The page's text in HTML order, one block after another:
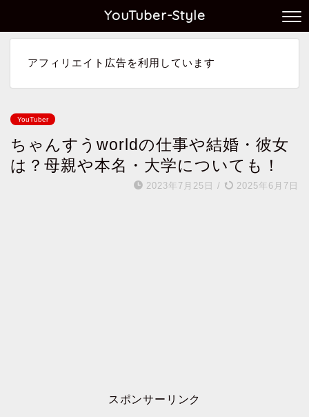
YouTuber-Style
アフィリエイト広告を利用しています
YouTuber
ちゃんすうworldの仕事や結婚・彼女
は？母親や本名・大学についても！
2023年7月25日 / 2025年6月7日
スポンサーリンク